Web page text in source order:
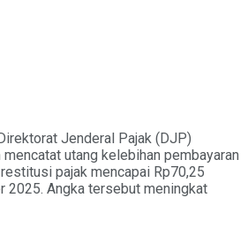
Jenderal Pajak (DJP)
utang kelebihan pembayaran
pajak mencapai Rp70,25
2025. Angka tersebut meningkat